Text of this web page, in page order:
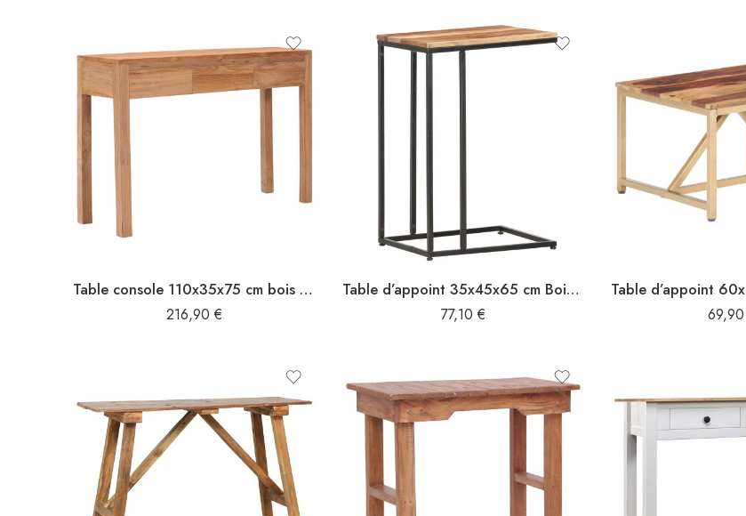
Table console 110x35x75 cm bois de teck solide
216,90 €
Table d’appoint 35x45x65 cm Bois massif
77,10 € 69,90